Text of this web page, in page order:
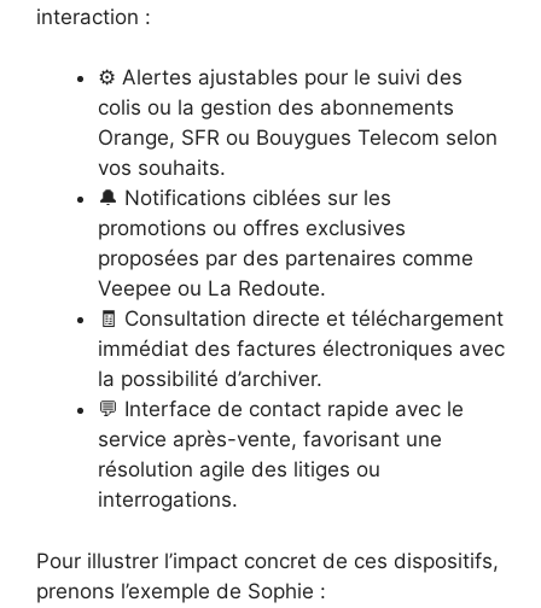
interaction :
⚙️ Alertes ajustables pour le suivi des
colis ou la gestion des abonnements
Orange, SFR ou Bouygues Telecom selon
vos souhaits.
🔔 Notifications ciblées sur les
promotions ou offres exclusives
proposées par des partenaires comme
Veepee ou La Redoute.
🧾 Consultation directe et téléchargement
immédiat des factures électroniques avec
la possibilité d’archiver.
💬 Interface de contact rapide avec le
service après-vente, favorisant une
résolution agile des litiges ou
interrogations.
Pour illustrer l’impact concret de ces dispositifs,
prenons l’exemple de Sophie :